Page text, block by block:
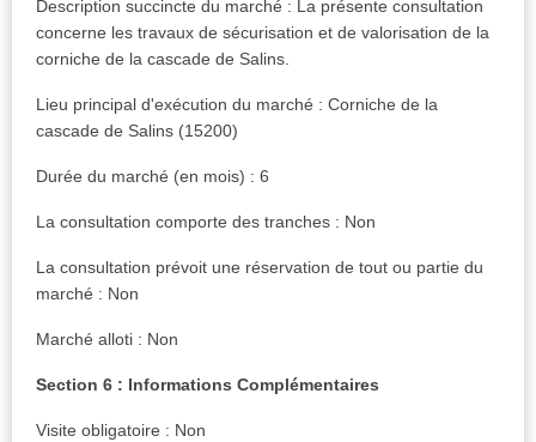
Description succincte du marché : La présente consultation
concerne les travaux de sécurisation et de valorisation de la
corniche de la cascade de Salins.
Lieu principal d'exécution du marché : Corniche de la
cascade de Salins (15200)
Durée du marché (en mois) : 6
La consultation comporte des tranches : Non
La consultation prévoit une réservation de tout ou partie du
marché : Non
Marché alloti : Non
Section 6 : Informations Complémentaires
Visite obligatoire : Non